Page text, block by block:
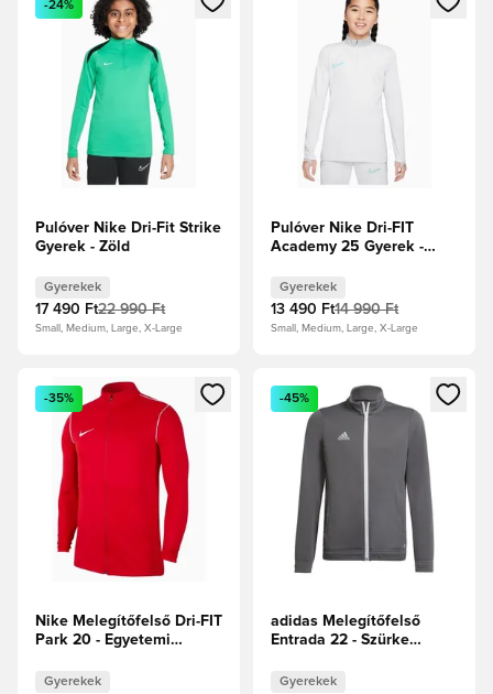
-24%
Pulóver Nike Dri-Fit Strike
Gyerek - Zöld
Gyerekek
17 490 Ft22 990 Ft
Small, Medium, Large, X-Large
Pulóver Nike Dri-FIT
Academy 25 Gyerek -
Gyerekek
13 490 Ft14 990 Ft
Small, Medium, Large, X-Large
Megnyit egy modált a bejelentkezéshez vagy a tagként
-35%
Nike Melegítőfelső Dri-FIT
Park 20 - Egyetemi
Gyerekek
Megnyit egy modált a
-45%
adidas Melegítőfelső
Entrada 22 - Szürke
Gyerekek